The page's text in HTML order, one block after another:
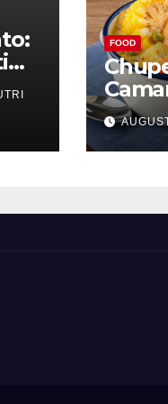
FOOD
yang